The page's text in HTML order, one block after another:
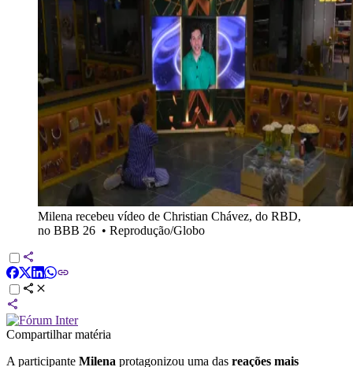
Milena recebeu vídeo de Christian Chávez, do RBD,
no BBB 26 • Reprodução/Globo
Compartilhar matéria
A participante Milena protagonizou uma das reações mais